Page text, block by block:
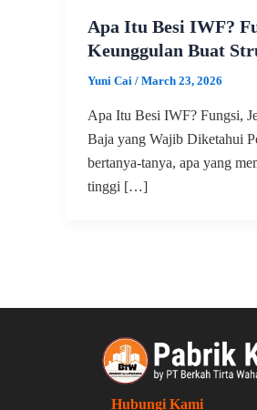
Apa Itu Besi IWF?
Keunggulan Buat
Yuni Cai / March 23, 2026
Apa Itu Besi IWF? Fungsi,
Baja yang Wajib Diketahui
bertanya-tanya, apa yang
tinggi […]
Hubungi Kami